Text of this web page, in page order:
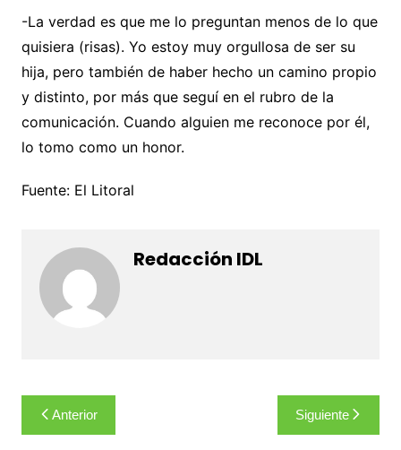
-La verdad es que me lo preguntan menos de lo que
quisiera (risas). Yo estoy muy orgullosa de ser su
hija, pero también de haber hecho un camino propio
y distinto, por más que seguí en el rubro de la
comunicación. Cuando alguien me reconoce por él,
lo tomo como un honor.
Fuente: El Litoral
Redacción IDL
Navegación
de
Anterior Siguiente